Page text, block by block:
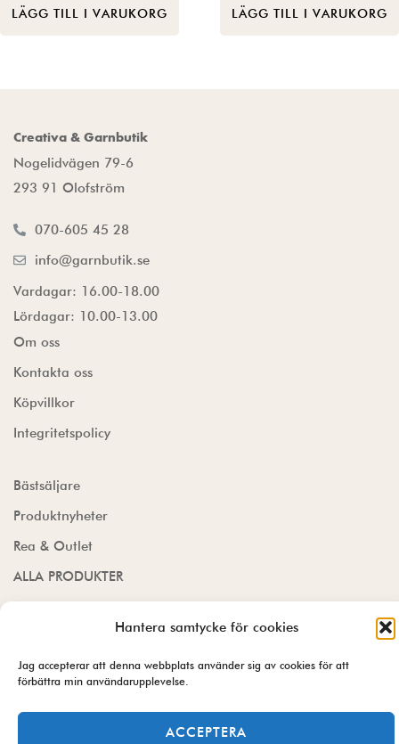
Hantera samtycke för cookies
Jag accepterar att denna webbplats använder sig av cookies för att
förbättra min användarupplevelse.
ACCEPTERA
LÄGG TILL I VARUKORG LÄGG TILL I VARUKORG
Creativa & Garnbutik
Nogelidvägen 79-6
293 91 Olofström
070-605 45 28
info@garnbutik.se
Vardagar: 16.00-18.00
Lördagar: 10.00-13.00
Om oss
Kontakta oss
Köpvillkor
Integritetspolicy
Bästsäljare
Produktnyheter
Rea & Outlet
ALLA PRODUKTER
© Garnbutik.se 2026